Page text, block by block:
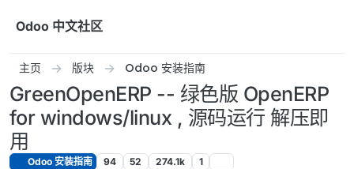
Odoo 中文社区
主页 版块 Odoo 安装指南
GreenOpenERP -- 绿色版 OpenERP
for windows/linux , 源码运行 解压即
用
Odoo 安装指南 94 52 274.1k 1